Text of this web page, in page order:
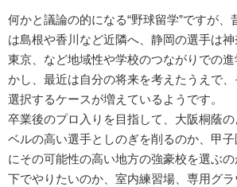
何かと議論の的になる“野球留学”ですが、
は島根や香川など近隣へ、静岡の選手は
東京、など地域性や学校のつながりでの
かし、最近は自分の将来を考えたうえで
選択するケースが増えているようです。
卒業後のプロ入りを目指して、大阪桐蔭
ベルの高い選手としのぎを削るのか、甲
にその可能性の高い地方の強豪校を選ぶ
下でやりたいのか、室内練習場、専用グ